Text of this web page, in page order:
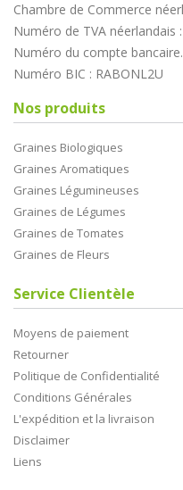
Chambre de Commerce
Numéro de TVA néerlandais
Numéro du compte
Numéro BIC : RABONL2U
Nos produits
Graines Biologiques
Graines Aromatiques
Graines Légumineuses
Graines de Légumes
Graines de Tomates
Graines de Fleurs
Service Clientèle
Moyens de paiement
Retourner
Politique de Confidentialité
Conditions Générales
L'expédition et la livraison
Disclaimer
Liens